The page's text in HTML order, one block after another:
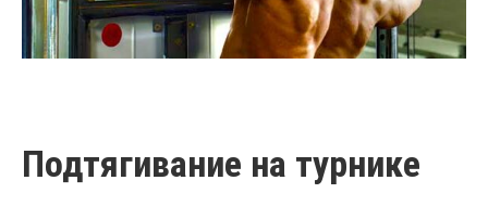
Подтягивание на турнике